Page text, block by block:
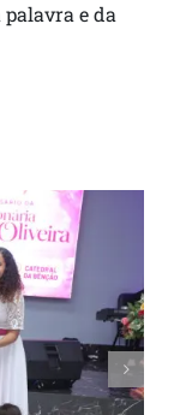
e da
75 anos
Catedral